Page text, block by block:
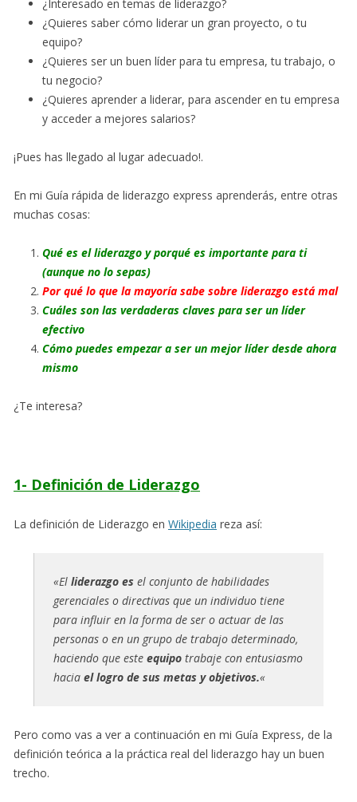
¿Interesado en temas de liderazgo?
¿Quieres saber cómo liderar un gran proyecto, o tu
equipo?
¿Quieres ser un buen líder para tu empresa, tu trabajo, o
tu negocio?
¿Quieres aprender a liderar, para ascender en tu empresa
y acceder a mejores salarios?
¡Pues has llegado al lugar adecuado!.
En mi Guía rápida de liderazgo express aprenderás, entre otras
muchas cosas:
Qué es el liderazgo y porqué es importante para ti
(aunque no lo sepas)
Por qué lo que la mayoría sabe sobre liderazgo está mal
Cuáles son las verdaderas claves para ser un líder
efectivo
Cómo puedes empezar a ser un mejor líder desde ahora
mismo
¿Te interesa?
1- Definición de Liderazgo
La definición de Liderazgo en Wikipedia reza así:
«El liderazgo es el conjunto de habilidades
gerenciales o directivas que un individuo tiene
para influir en la forma de ser o actuar de las
personas o en un grupo de trabajo determinado,
haciendo que este equipo trabaje con entusiasmo
hacia el logro de sus metas y objetivos.«
Pero como vas a ver a continuación en mi Guía Express, de la
definición teórica a la práctica real del liderazgo hay un buen
trecho.